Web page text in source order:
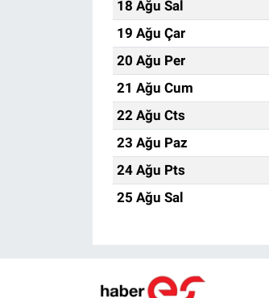
18 Ağu Sal
19 Ağu Çar
20 Ağu Per
21 Ağu Cum
22 Ağu Cts
23 Ağu Paz
24 Ağu Pts
25 Ağu Sal